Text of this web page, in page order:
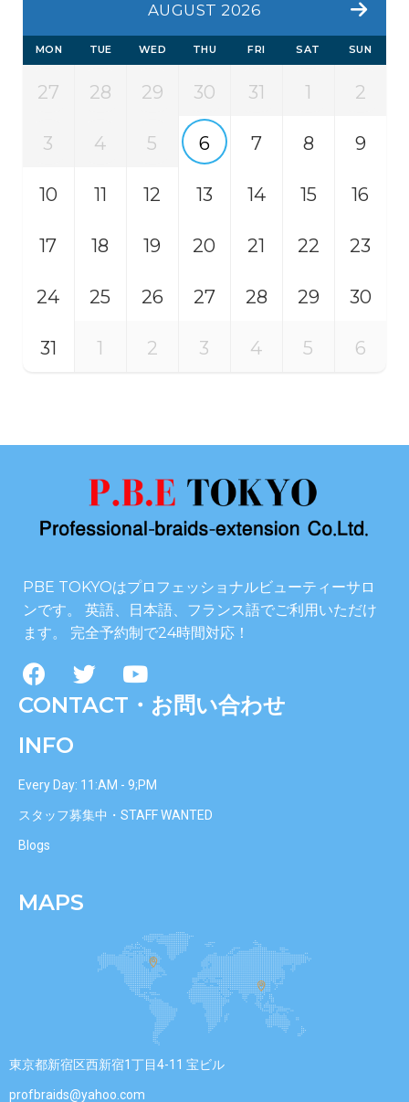
AUGUST 2026
MON TUE WED THU FRI SAT SUN
27 28 29 30 31 1 2
3 4 5 6 7 8 9
10 11 12 13 14 15 16
17 18 19 20 21 22 23
24 25 26 27 28 29 30
31 1 2 3 4 5 6
PBE TOKYOはプロフェッショナルビューティーサロ
ンです。 英語、日本語、フランス語でご利用いただけ
ます。 完全予約制で24時間対応！
CONTACT・お問い合わせ
INFO
Every Day: 11:AM - 9;PM
スタッフ募集中・STAFF WANTED
Blogs
MAPS
東京都新宿区西新宿1丁目4-11 宝ビル
profbraids@yahoo.com